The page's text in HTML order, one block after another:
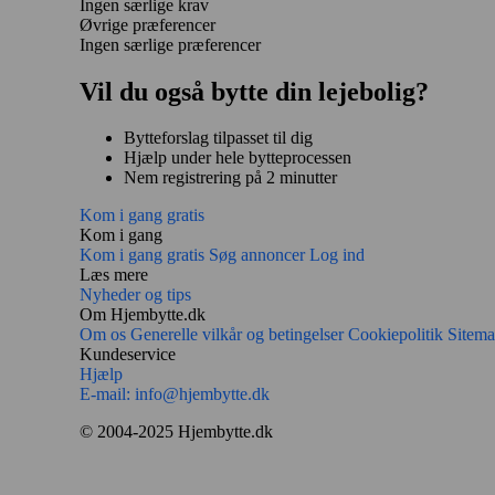
Ingen særlige krav
Øvrige præferencer
Ingen særlige præferencer
Vil du også bytte din lejebolig?
Bytteforslag tilpasset til dig
Hjælp under hele bytteprocessen
Nem registrering på 2 minutter
Kom i gang gratis
Kom i gang
Kom i gang gratis Søg annoncerLog ind
Læs mere
Nyheder og tips
Om Hjembytte.dk
Om os Generelle vilkår og betingelserCookiepolitik
Kundeservice
Hjælp
E-mail: info@hjembytte.dk
© 2004-2025 Hjembytte.dk